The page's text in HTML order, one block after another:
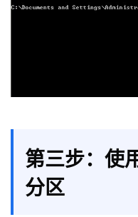
第三步：使
分区